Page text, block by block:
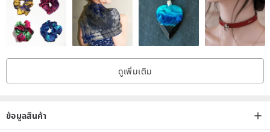
ดูเพิ่มเติม
ข้อมูลสินค้า